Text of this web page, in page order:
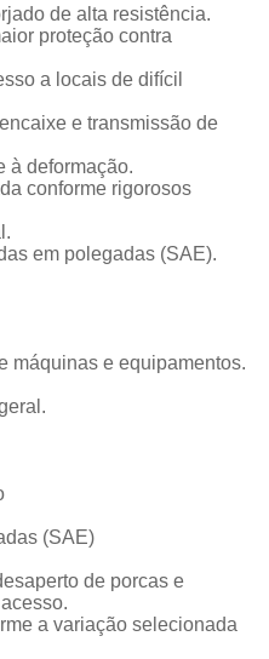
de alta resistência.
proteção contra
a locais de difícil
e transmissão de
à deformação.
conforme rigorosos
em polegadas (SAE).
máquinas e equipamentos.
(SAE)
de porcas e
a variação selecionada